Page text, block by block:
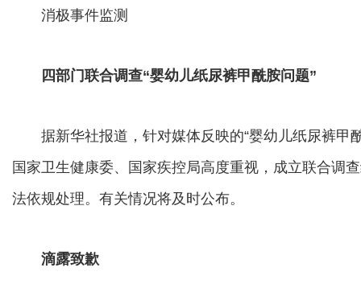
消极事件监测
四部门联合调查“婴幼儿纸尿裤甲酰胺问题”
据新华社报道，针对媒体反映的“婴幼儿纸尿裤甲
国家卫生健康委、国家疾控局高度重视，成立联合调
法依规处理。有关情况将及时公布。
滴露致歉